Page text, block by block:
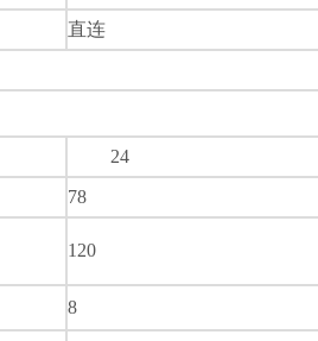
直连
24
78
120
8